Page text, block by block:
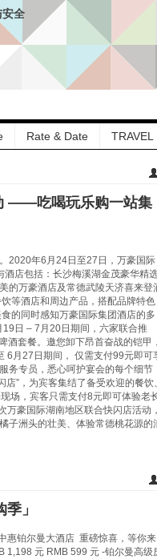
全
式
理
中
域
“超
Rate & Date TRAVEL
——吃喝玩乐购一站集
2020年6月24日至27日，万豪国际
店包括：长沙梅溪湖金茂豪华精
的万豪酒店及常德武陵天济喜来登
等酒店和周边产品，搭配品牌特色
的同时感知万豪国际集团酒店的多
日 – 7月20日期间，六家联合推
酒套餐。邀您卸下昂首奋战的铠甲，
6月27日期间， 仅需支付99元即可
务专员，悉心呵护宴会的每个细节
”，为宾客集结了备受欢迎的餐饮、
场，宾客只需支付8元即可体验老
豪国际湖南地区联合快闪店活动，
子洲头的壮美、体验常德桃花源的
」
惠铂尔曼大酒店 重磅惊喜，等你来
1,198 元 RMB 599 元 -铂尔曼高级